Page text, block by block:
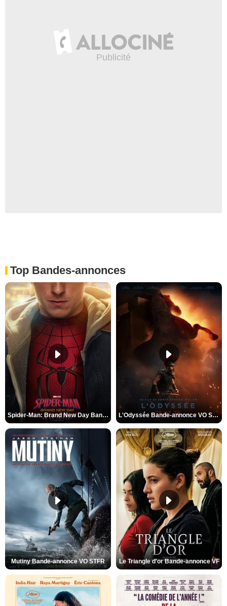
Top Bandes-annonces
Spider-Man: Brand New Day Bande-annonce VO STFR L'Odyssée Bande-annonce VO STFR
Mutiny Bande-annonce VO STFR Le Triangle d'or Bande-annonce VF